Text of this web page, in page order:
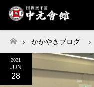
ホーム
かがやきブログ
2021
JUN
28